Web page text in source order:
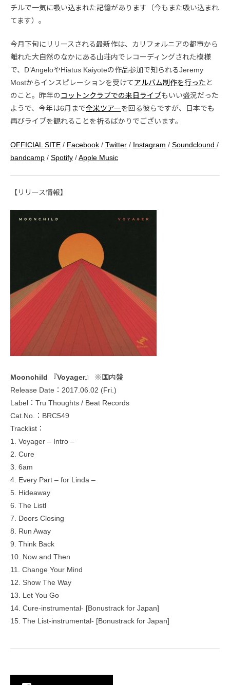
チルで一気に吸い込まれた記憶があります（今もまた吸い込まれ
てます）。
今月下旬にリリースされる最新作は、カリフォルニアの都市から
離れた大自然のなかにある山荘内でレコーディングされた模様
で、D’AngeloやHiatus Kaiyoteの作品参加で知られるJeremy
Mostからインスピレーションを受けてアルバム制作を行った と
のこと。昨年のコットンクラブでの来日ライブもいい盛況だった
ようで、今年は6月まで全米ツアーを回る彼らですが、日本でも
再びライブを観れることを祈るばかりでございます。
OFFICIAL SITE / Facebook / Twitter / Instagram / Soundclound /
bandcamp / Spotify /Apple Music
【リリース情報】
Moonchild 『Voyager』
※国内盤
Release Date：2017.06.02 (Fri.)
Label：Tru Thoughts / Beat Records
Cat.No.：BRC549
Tracklist：
1. Voyager – Intro –
2. Cure
3. 6am
4. Every Part – for Linda –
5. Hideaway
6. The Listl
7. Doors Closing
8. Run Away
9. Think Back
10. Now and Then
11. Change Your Mind
12. Show The Way
13. Let You Go
14. Cure-instrumental- [Bonustrack for Japan]
15. The List-instrumental- [Bonustrack for Japan]